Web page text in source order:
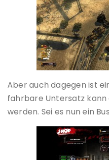
Aber auch dagegen ist
fahrbare Untersatz
werden. Sei es nun ein